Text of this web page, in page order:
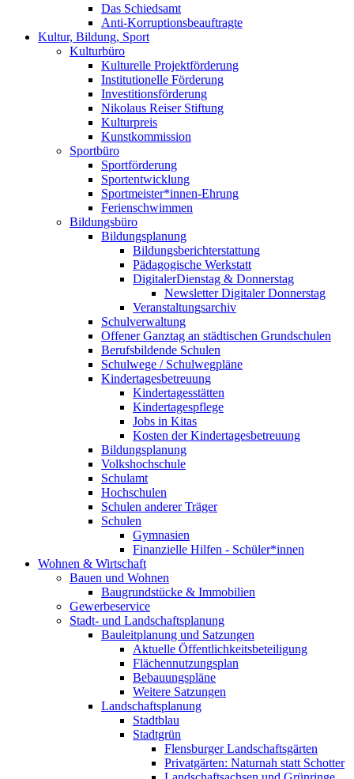
Das Schiedsamt
Anti-Korruptionsbeauftragte
Kultur, Bildung, Sport
Kulturbüro
Kulturelle Projektförderung
Institutionelle Förderung
Investitionsförderung
Nikolaus Reiser Stiftung
Kulturpreis
Kunstkommission
Sportbüro
Sportförderung
Sportentwicklung
Sportmeister*innen-Ehrung
Ferienschwimmen
Bildungsbüro
Bildungsplanung
Bildungsberichterstattung
Pädagogische Werkstatt
DigitalerDienstag & Donnerstag
Newsletter Digitaler Donnerstag
Veranstaltungsarchiv
Schulverwaltung
Offener Ganztag an städtischen Grundschulen
Berufsbildende Schulen
Schulwege / Schulwegpläne
Kindertagesbetreuung
Kindertagesstätten
Kindertagespflege
Jobs in Kitas
Kosten der Kindertagesbetreuung
Bildungsplanung
Volkshochschule
Schulamt
Hochschulen
Schulen anderer Träger
Schulen
Gymnasien
Finanzielle Hilfen - Schüler*innen
Wohnen & Wirtschaft
Bauen und Wohnen
Baugrundstücke & Immobilien
Gewerbeservice
Stadt- und Landschaftsplanung
Bauleitplanung und Satzungen
Aktuelle Öffentlichkeitsbeteiligung
Flächennutzungsplan
Bebauungspläne
Weitere Satzungen
Landschaftsplanung
Stadtblau
Stadtgrün
Flensburger Landschaftsgärten
Privatgärten: Naturnah statt Schotter